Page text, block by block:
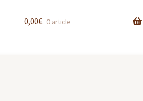
0,00€ 0 article